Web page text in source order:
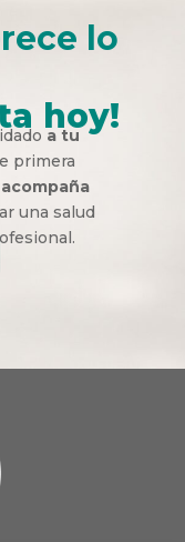
lo
hoy!
a tu
primera
una salud